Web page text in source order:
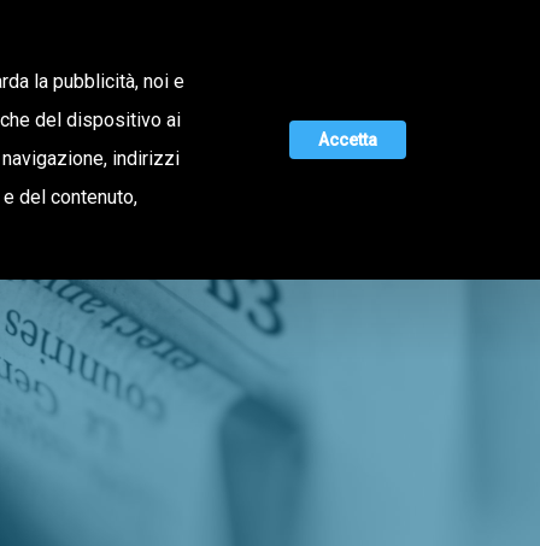
MAGAZINE
la pubblicità, noi e
del dispositivo ai
indirizzi
del contenuto,
Accetta